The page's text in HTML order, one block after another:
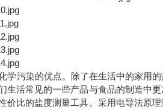
学污染的优点。除了在生活中的家用
活常见的一些产品与食品的制造中
比的盐度测量工具。采用电导法原